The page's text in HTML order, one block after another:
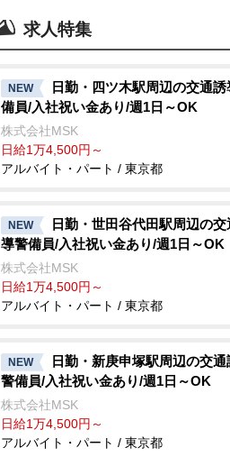
求人特集
NEW
日勤・四ツ木駅周辺の交通誘
備員/入社祝い金あり/週1日～OK
株式会社MSK
日給1万4,500円～
アルバイト・パート / 東京都
NEW
日勤・世田谷代田駅周辺の交
導警備員/入社祝い金あり/週1日～OK
株式会社MSK
日給1万4,500円～
アルバイト・パート / 東京都
NEW
日勤・新庚申塚駅周辺の交通
警備員/入社祝い金あり/週1日～OK
株式会社MSK
日給1万4,500円～
アルバイト・パート / 東京都